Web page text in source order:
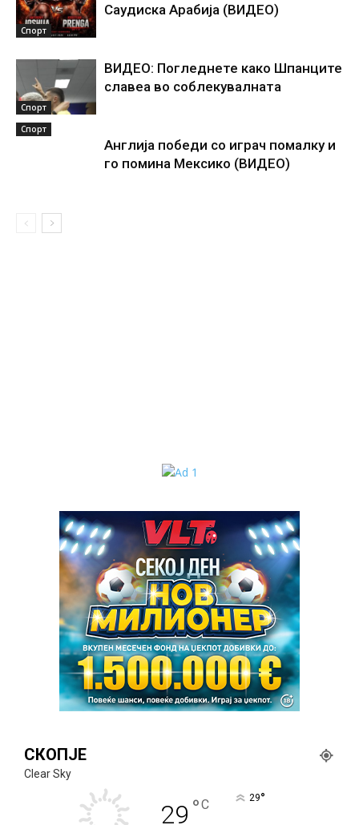
Спорт
Саудиска Арабија (ВИДЕО)
Спорт
ВИДЕО: Погледнете како Шпанците
славеа во соблекувалната
Спорт
Англија победи со играч помалку и
го помина Мексико (ВИДЕО)